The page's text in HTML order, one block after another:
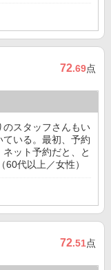
72.69点
スタッフさんもい
いる。最初、予約
ット予約だと、と
代以上／女性）
72.51点